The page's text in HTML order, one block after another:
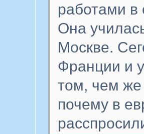
работами в
Она
Москве.
Франции и
том, чем же
почему в